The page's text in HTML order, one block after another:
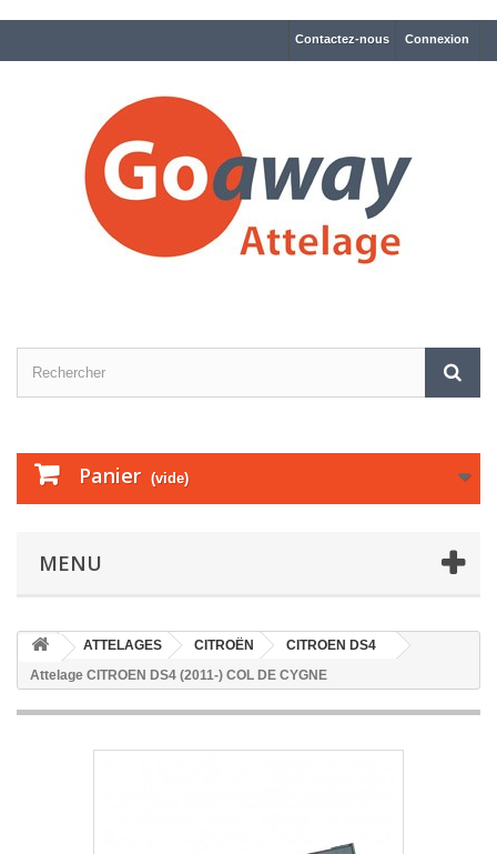
Connexion
Contactez-nous
Panier (vide)
MENU
ATTELAGES CITROËN
CITROEN DS4
Attelage CITROEN DS4 (2011-) COL DE CYGNE